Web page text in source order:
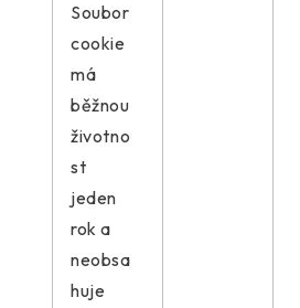
Soubor
cookie
má
běžnou
životno
st
jeden
rok a
neobsa
huje